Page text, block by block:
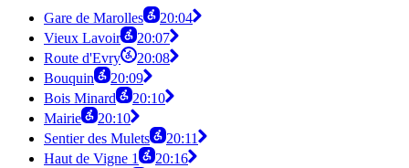
Gare de Marolles
20:04
Vieux Lavoir
20:07
Route d'Evry
20:08
Bouquin
20:09
Bois Minard
20:10
Mairie
20:10
Sentier des Mulets
20:11
Haut de Vigne 1
20:16